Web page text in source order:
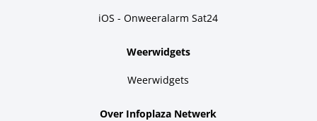
iOS - Onweeralarm Sat24
Weerwidgets
Weerwidgets
Over Infoplaza Netwerk